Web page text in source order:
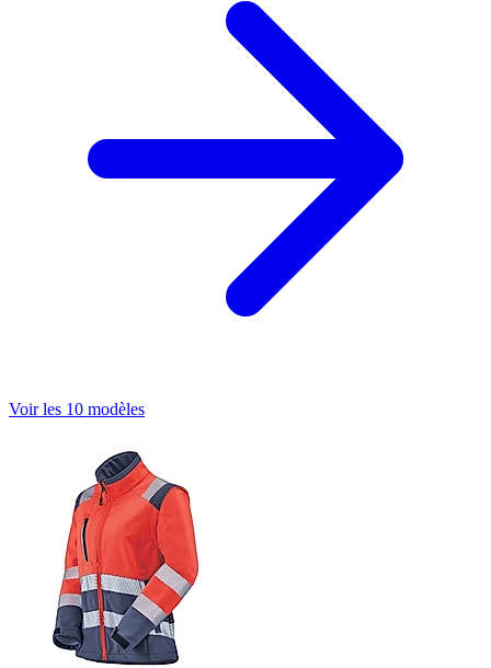
Voir les 10 modèles